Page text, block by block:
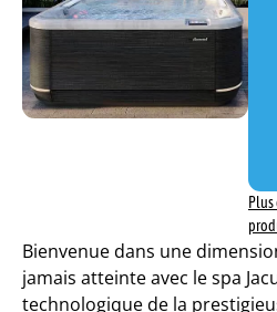
Bienvenue dans une
jamais atteinte avec le spa
technologique de la